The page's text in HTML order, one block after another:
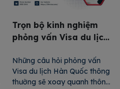
Trọn bộ kinh nghiệm
phỏng vấn Visa du lịch
Những câu hỏi phỏng vấn
Visa du lịch Hàn Quốc thông
thường sẽ xoay quanh thông